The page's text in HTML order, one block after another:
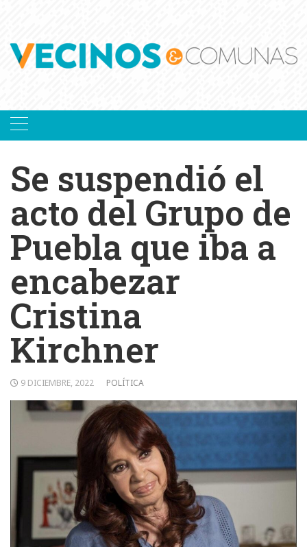
Se suspendió el
acto del Grupo de
Puebla que iba a
encabezar
Cristina
Kirchner
9 DICIEMBRE, 2022 POLÍTICA